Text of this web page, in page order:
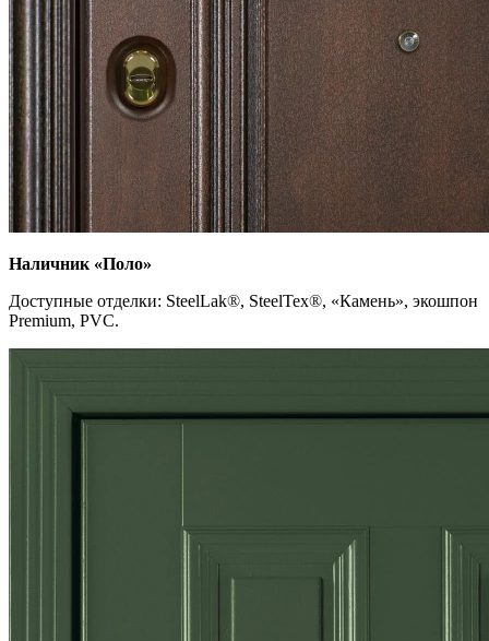
Наличник «Поло»
Доступные отделки: SteelLak®, SteelTex®, «Камень», экошпон
Premium, PVC.